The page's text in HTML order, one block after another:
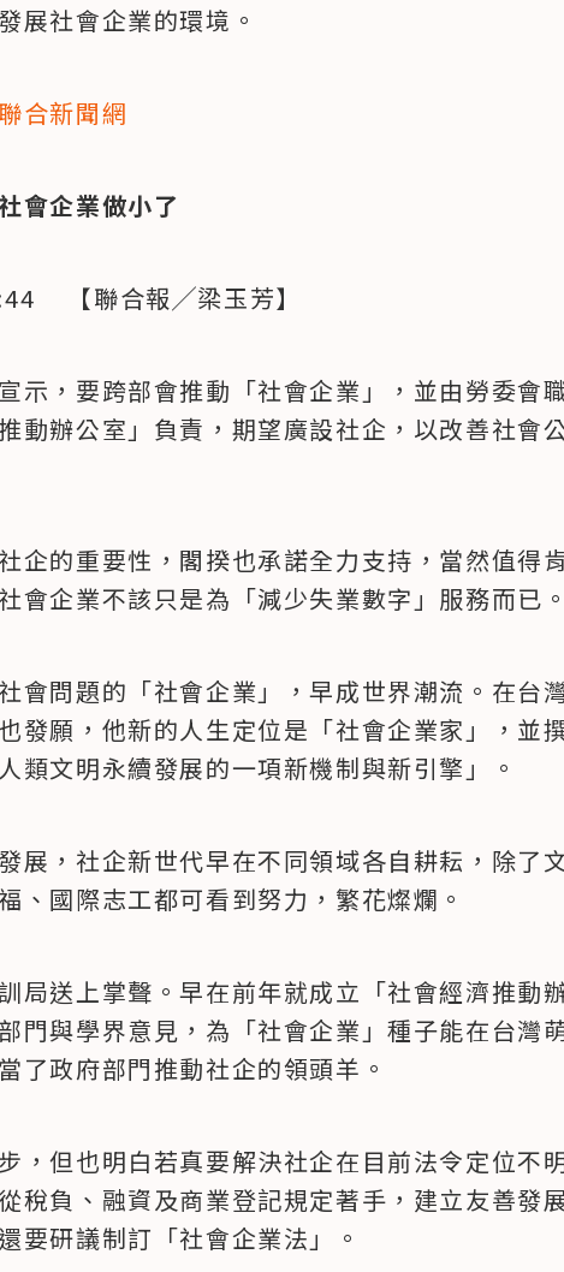
展社會企業的環境。
聯合新聞網
會企業做小了
　【聯合報╱梁玉芳】
示，要跨部會推動「社會企業」，並由勞委會
動辦公室」負責，期望廣設社企，以改善社會
企的重要性，閣揆也承諾全力支持，當然值得
會企業不該只是為「減少失業數字」服務而已。
會問題的「社會企業」，早成世界潮流。在台
發願，他新的人生定位是「社會企業家」，並
類文明永續發展的一項新機制與新引擎」。
展，社企新世代早在不同領域各自耕耘，除了
、國際志工都可看到努力，繁花燦爛。
局送上掌聲。早在前年就成立「社會經濟推動
門與學界意見，為「社會企業」種子能在台灣
了政府部門推動社企的領頭羊。
，但也明白若真要解決社企在目前法令定位不
稅負、融資及商業登記規定著手，建立友善發
要研議制訂「社會企業法」。